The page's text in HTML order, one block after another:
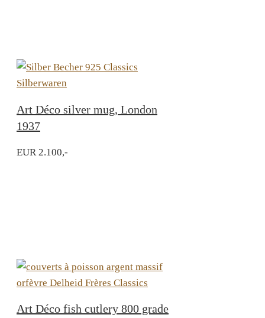
Art Déco silver mug, London
1937
EUR 2.100,-
Art Déco fish cutlery 800 grade